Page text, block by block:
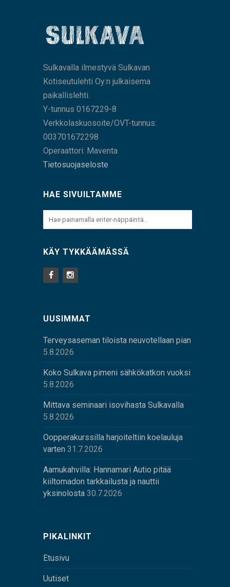
Sulkavalla ilmestyvä Sulkavan
Kotiseutulehti Oy:n julkaisema
paikallislehti.
Y-tunnus 0167229-8
Verkkolaskuosoite/OVT-tunnus:
003701672298
Operaattori: Maventa
Tietosuojaseloste
HAE SIVUILTAMME
KÄY TYKKÄÄMÄSSÄ
UUSIMMAT
Terveysaseman tiloista neuvotellaan pian
5.8.2026
Koko Sulkava pimeni sähkökatkon vuoksi
5.8.2026
Mittava seminaari isovihasta Sulkavalla
5.8.2026
Oopperakurssilla harjoiteltiin koelauluja
varten 31.7.2026
Aamukahvilla: Hannamari Autio pitää
kiiltomadon tarkkailusta ja nauttii
yksinolosta 30.7.2026
PIKALINKIT
Etusivu
Uutiset